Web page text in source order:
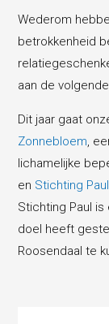
Wederom
betrokkenheid
aan de
Dit jaar gaat
Zonnebloem,
lichamelijke
en Stichting Paul
Stichting Paul
doel heeft
Roosendaal te